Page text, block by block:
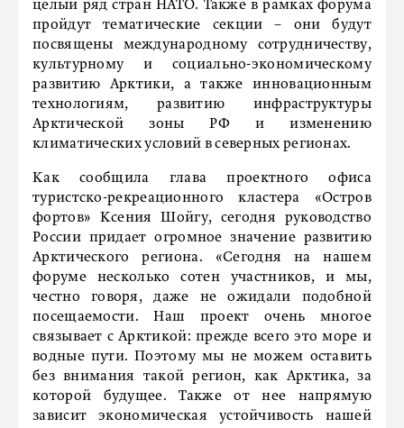
целый ряд стран НАТО. Также в рамках форума
пройдут тематические секции – они будут
посвящены международному сотрудничеству,
культурному и социально-экономическому
развитию Арктики, а также инновационным
технологиям, развитию инфраструктуры
Арктической зоны РФ и изменению
климатических условий в северных регионах.
Как сообщила глава проектного офиса
туристско-рекреационного кластера «Остров
фортов» Ксения Шойгу, сегодня руководство
России придает огромное значение развитию
Арктического региона. «Сегодня на нашем
форуме несколько сотен участников, и мы,
честно говоря, даже не ожидали подобной
посещаемости. Наш проект очень многое
связывает с Арктикой: прежде всего это море и
водные пути. Поэтому мы не можем оставить
без внимания такой регион, как Арктика, за
которой будущее. Также от нее напрямую
зависит экономическая устойчивость нашей